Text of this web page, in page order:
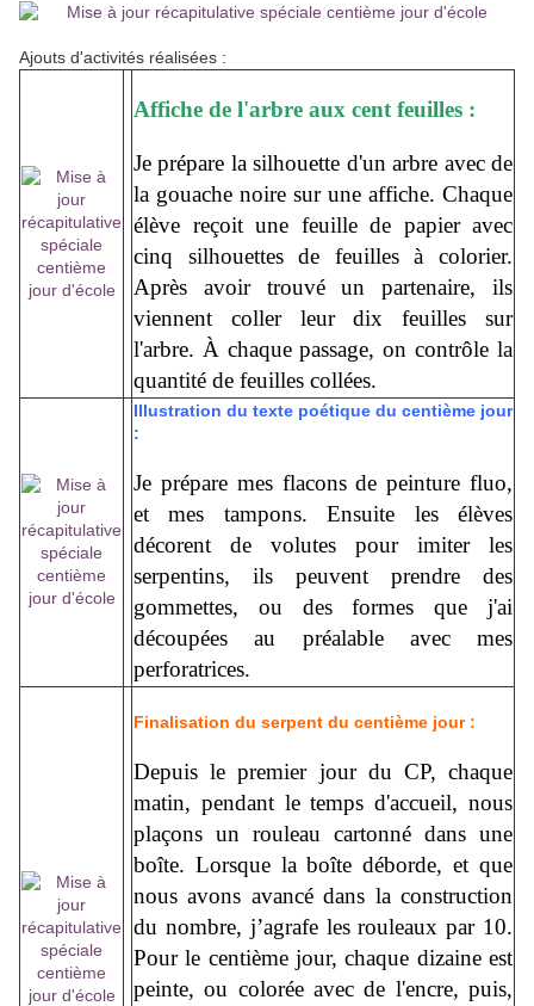
Ajouts d'activités réalisées :
Affiche de l'arbre aux cent feuilles :
Je prépare la silhouette d'un arbre avec de
la gouache noire sur une affiche. Chaque
élève reçoit une feuille de papier avec
cinq silhouettes de feuilles à colorier.
Après avoir trouvé un partenaire, ils
viennent coller leur dix feuilles sur
l'arbre. À chaque passage, on contrôle la
quantité de feuilles collées.
Illustration du texte poétique du centième jour
:
Je prépare mes flacons de peinture fluo,
et mes tampons. Ensuite les élèves
décorent de volutes pour imiter les
serpentins, ils peuvent prendre des
gommettes, ou des formes que j'ai
découpées au préalable avec mes
perforatrices.
Finalisation du serpent du centième jour :
Depuis le premier jour du CP, chaque
matin, pendant le temps d'accueil, nous
plaçons un rouleau cartonné dans une
boîte. Lorsque la boîte déborde, et que
nous avons avancé dans la construction
du nombre, j’agrafe les rouleaux par 10.
Pour le centième jour, chaque dizaine est
peinte, ou colorée avec de l'encre, puis,